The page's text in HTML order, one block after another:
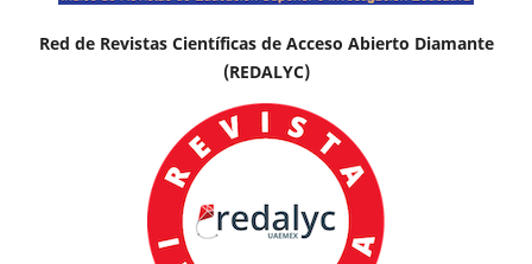
Red de Revistas Científicas de Acceso Abierto Diamante
(REDALYC)